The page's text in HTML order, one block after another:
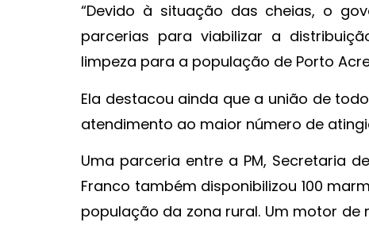
“Devido à situação das cheias, o
parcerias para viabilizar a
limpeza para a população de Porto
Ela destacou ainda que a união de
atendimento ao maior número de
Uma parceria entre a PM, Secretaria
Franco também disponibilizou 100
população da zona rural. Um motor